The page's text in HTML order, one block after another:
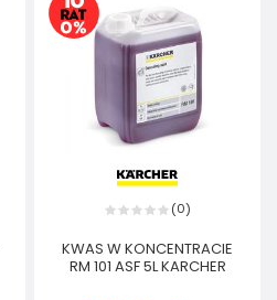
(0)
KWAS W KONCENTRACIE
RM 101 ASF 5L KARCHER